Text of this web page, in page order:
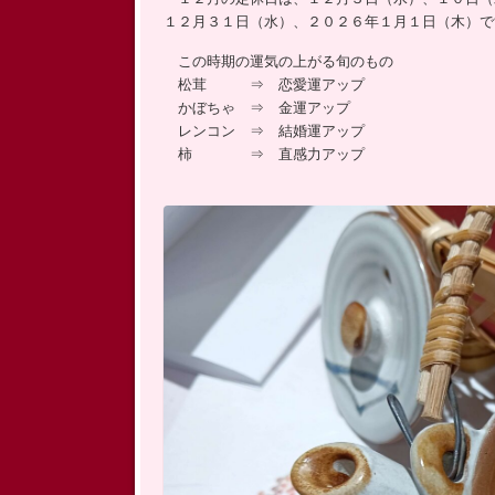
１２月３１日（水）、２０２６年１月１日（木）
この時期の運気の上がる旬のもの
松茸 ⇒ 恋愛運アップ
かぼちゃ ⇒ 金運アップ
レンコン ⇒ 結婚運アップ
柿 ⇒ 直感力アップ